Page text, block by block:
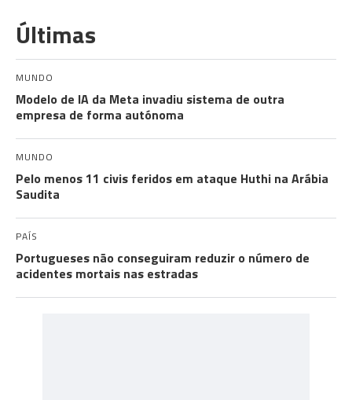
Últimas
MUNDO
Modelo de IA da Meta invadiu sistema de outra
empresa de forma autónoma
MUNDO
Pelo menos 11 civis feridos em ataque Huthi na Arábia
Saudita
PAÍS
Portugueses não conseguiram reduzir o número de
acidentes mortais nas estradas